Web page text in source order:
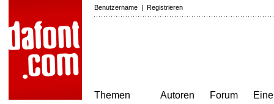
Benutzername | Registrieren
Themen
Autoren
Forum